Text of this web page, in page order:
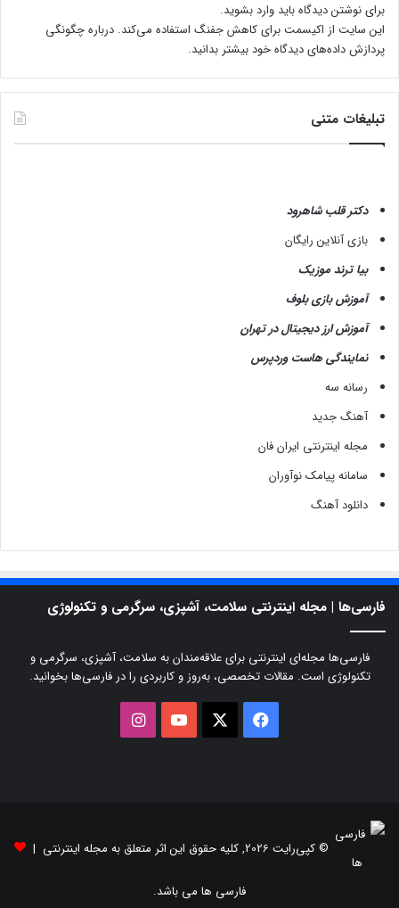
برای نوشتن دیدگاه باید وارد بشوید.
این سایت از اکیسمت برای کاهش جفنگ استفاده می‌کند. درباره چگونگی
پردازش داده‌های دیدگاه خود بیشتر بدانید.
تبلیغات متنی
دکتر قلب شاهرود
بازی آنلاین رایگان
بیا ترند موزیک
آموزش بازی بلوف
آموزش ارز دیجیتال در تهران
نمایندگی هاست وردپرس
رسانه سه
آهنگ جدید
مجله اینترنتی ایران فان
سامانه پیامک نوآوران
دانلود آهنگ
فارسی‌ها | مجله اینترنتی سلامت، آشپزی، سرگرمی و تکنولوژی
فارسی‌ها مجله‌ای اینترنتی برای علاقه‌مندان به سلامت، آشپزی، سرگرمی و
تکنولوژی است. مقالات تخصصی، به‌روز و کاربردی را در فارسی‌ها بخوانید.
فیسبوک یوتیوب
© کپی‌رایت 2026, کلیه حقوق این اثر متعلق به مجله اینترنتی |
فارسی ها می باشد.